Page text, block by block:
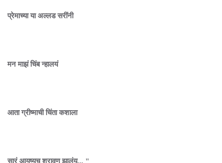
प्रेमाच्या या अल्लड सरींनी
मन माझं चिंब न्हालयं
आता ग्रीष्माची चिंता कशाला
सारं आयुष्यच श्रावण झालंय... "